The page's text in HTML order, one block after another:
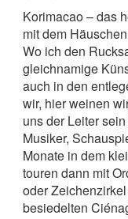
Korimacao – das
mit dem
Wo ich den
gleichnamige
auch in den
wir, hier weinen
uns der Leiter
Musiker,
Monate in dem
touren dann mit
oder
besiedelten